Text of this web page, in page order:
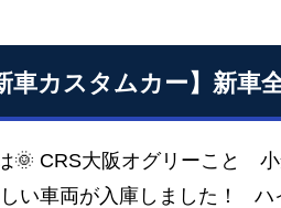
カスタムカー】新車
🌞 CRS大阪オグリーこと
い車両が入庫しました！ ハ